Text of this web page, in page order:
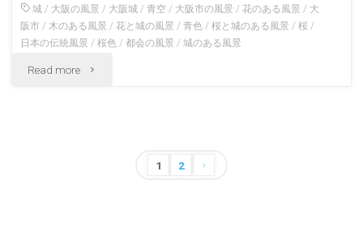
城 / 大阪の風景 / 大阪城 /青空 / 大阪市の風景 /花のある風景 / 大
阪市 /木のある風景 /花と城の風景 /青色 /桜と城のある風景 /桜 /
日本の伝統風景 /桜色 /都会の風景 /城のある風景
Read more "日
投
1 2